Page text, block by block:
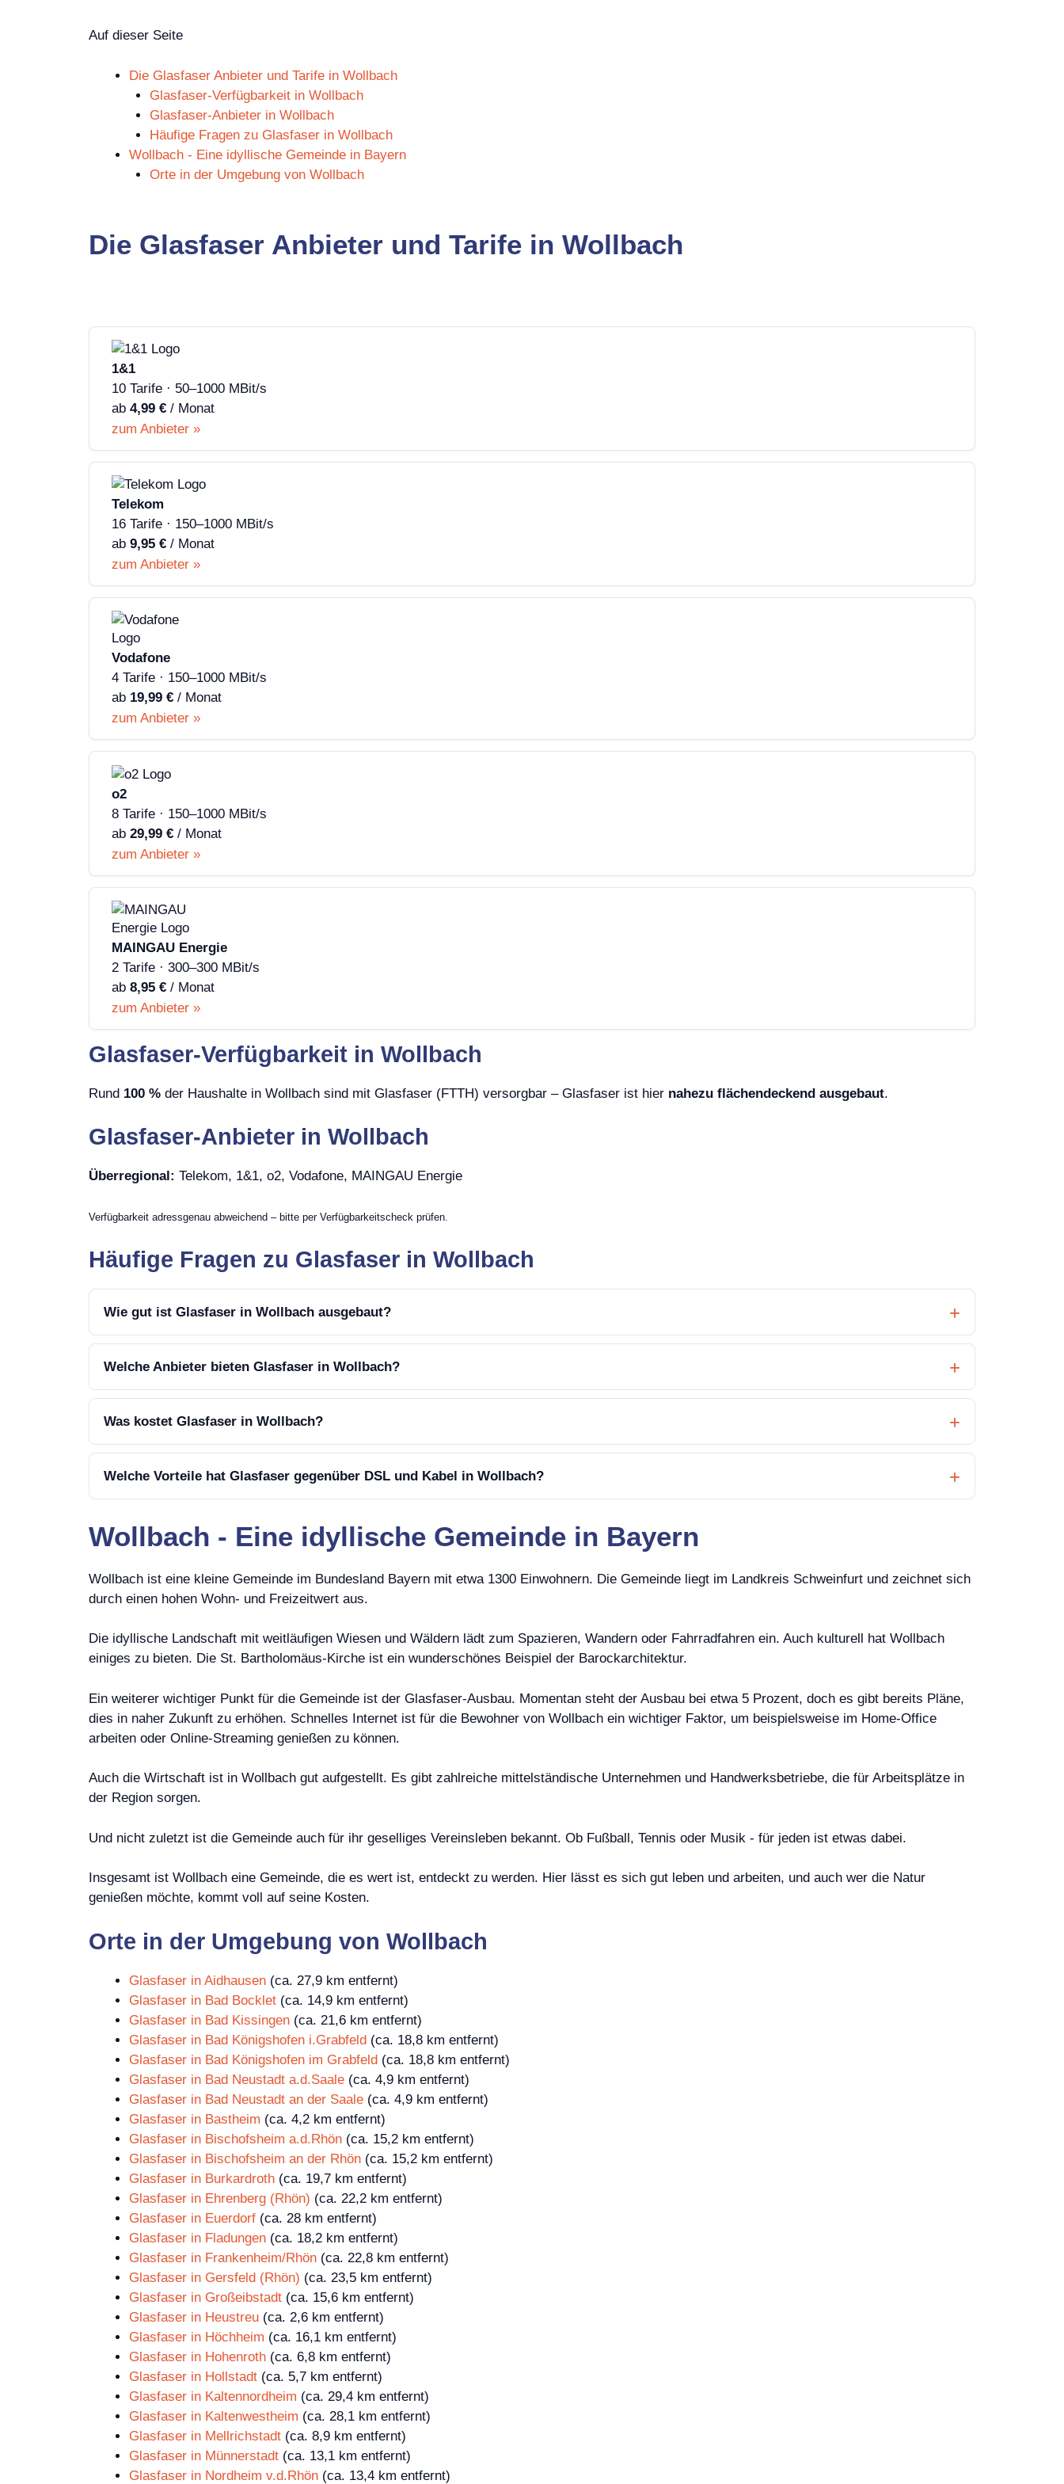
Auf dieser Seite
Die Glasfaser Anbieter und Tarife in Wollbach
Glasfaser-Verfügbarkeit in Wollbach
Glasfaser-Anbieter in Wollbach
Häufige Fragen zu Glasfaser in Wollbach
Wollbach - Eine idyllische Gemeinde in Bayern
Orte in der Umgebung von Wollbach
Die Glasfaser Anbieter und Tarife in Wollbach
1&1
10 Tarife · 50–1000 MBit/s
ab 4,99 € / Monat
zum Anbieter »
Telekom
16 Tarife · 150–1000 MBit/s
ab 9,95 € / Monat
zum Anbieter »
Vodafone
4 Tarife · 150–1000 MBit/s
ab 19,99 € / Monat
zum Anbieter »
o2
8 Tarife · 150–1000 MBit/s
ab 29,99 € / Monat
zum Anbieter »
MAINGAU Energie
2 Tarife · 300–300 MBit/s
ab 8,95 € / Monat
zum Anbieter »
Glasfaser-Verfügbarkeit in Wollbach
Rund 100 % der Haushalte in Wollbach sind mit Glasfaser (FTTH) versorgbar – Glasfaser ist hier nahezu flächendeckend ausgebaut.
Glasfaser-Anbieter in Wollbach
Überregional: Telekom, 1&1, o2, Vodafone, MAINGAU Energie
Verfügbarkeit adressgenau abweichend – bitte per Verfügbarkeitscheck prüfen.
Häufige Fragen zu Glasfaser in Wollbach
Wie gut ist Glasfaser in Wollbach ausgebaut?
Welche Anbieter bieten Glasfaser in Wollbach?
Was kostet Glasfaser in Wollbach?
Welche Vorteile hat Glasfaser gegenüber DSL und Kabel in Wollbach?
Wollbach - Eine idyllische Gemeinde in Bayern
Wollbach ist eine kleine Gemeinde im Bundesland Bayern mit etwa 1300 Einwohnern. Die Gemeinde liegt im Landkreis Schweinfurt und zeichnet sich
durch einen hohen Wohn- und Freizeitwert aus.
Die idyllische Landschaft mit weitläufigen Wiesen und Wäldern lädt zum Spazieren, Wandern oder Fahrradfahren ein. Auch kulturell hat Wollbach
einiges zu bieten. Die St. Bartholomäus-Kirche ist ein wunderschönes Beispiel der Barockarchitektur.
Ein weiterer wichtiger Punkt für die Gemeinde ist der Glasfaser-Ausbau. Momentan steht der Ausbau bei etwa 5 Prozent, doch es gibt bereits Pläne,
dies in naher Zukunft zu erhöhen. Schnelles Internet ist für die Bewohner von Wollbach ein wichtiger Faktor, um beispielsweise im Home-Office
arbeiten oder Online-Streaming genießen zu können.
Auch die Wirtschaft ist in Wollbach gut aufgestellt. Es gibt zahlreiche mittelständische Unternehmen und Handwerksbetriebe, die für Arbeitsplätze in
der Region sorgen.
Und nicht zuletzt ist die Gemeinde auch für ihr geselliges Vereinsleben bekannt. Ob Fußball, Tennis oder Musik - für jeden ist etwas dabei.
Insgesamt ist Wollbach eine Gemeinde, die es wert ist, entdeckt zu werden. Hier lässt es sich gut leben und arbeiten, und auch wer die Natur
genießen möchte, kommt voll auf seine Kosten.
Orte in der Umgebung von Wollbach
Glasfaser in Aidhausen (ca. 27,9 km entfernt)
Glasfaser in Bad Bocklet (ca. 14,9 km entfernt)
Glasfaser in Bad Kissingen (ca. 21,6 km entfernt)
Glasfaser in Bad Königshofen i.Grabfeld (ca. 18,8 km entfernt)
Glasfaser in Bad Königshofen im Grabfeld (ca. 18,8 km entfernt)
Glasfaser in Bad Neustadt a.d.Saale (ca. 4,9 km entfernt)
Glasfaser in Bad Neustadt an der Saale (ca. 4,9 km entfernt)
Glasfaser in Bastheim (ca. 4,2 km entfernt)
Glasfaser in Bischofsheim a.d.Rhön (ca. 15,2 km entfernt)
Glasfaser in Bischofsheim an der Rhön (ca. 15,2 km entfernt)
Glasfaser in Burkardroth (ca. 19,7 km entfernt)
Glasfaser in Ehrenberg (Rhön) (ca. 22,2 km entfernt)
Glasfaser in Euerdorf (ca. 28 km entfernt)
Glasfaser in Fladungen (ca. 18,2 km entfernt)
Glasfaser in Frankenheim/Rhön (ca. 22,8 km entfernt)
Glasfaser in Gersfeld (Rhön) (ca. 23,5 km entfernt)
Glasfaser in Großeibstadt (ca. 15,6 km entfernt)
Glasfaser in Heustreu (ca. 2,6 km entfernt)
Glasfaser in Höchheim (ca. 16,1 km entfernt)
Glasfaser in Hohenroth (ca. 6,8 km entfernt)
Glasfaser in Hollstadt (ca. 5,7 km entfernt)
Glasfaser in Kaltennordheim (ca. 29,4 km entfernt)
Glasfaser in Kaltenwestheim (ca. 28,1 km entfernt)
Glasfaser in Mellrichstadt (ca. 8,9 km entfernt)
Glasfaser in Münnerstadt (ca. 13,1 km entfernt)
Glasfaser in Nordheim v.d.Rhön (ca. 13,4 km entfernt)